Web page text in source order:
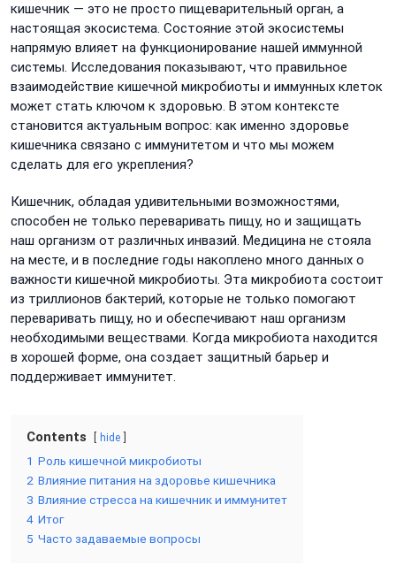
кишечник — это не просто пищеварительный орган, а
настоящая экосистема. Состояние этой экосистемы
напрямую влияет на функционирование нашей иммунной
системы. Исследования показывают, что правильное
взаимодействие кишечной микробиоты и иммунных клеток
может стать ключом к здоровью. В этом контексте
становится актуальным вопрос: как именно здоровье
кишечника связано с иммунитетом и что мы можем
сделать для его укрепления?
Кишечник, обладая удивительными возможностями,
способен не только переваривать пищу, но и защищать
наш организм от различных инвазий. Медицина не стояла
на месте, и в последние годы накоплено много данных о
важности кишечной микробиоты. Эта микробиота состоит
из триллионов бактерий, которые не только помогают
переваривать пищу, но и обеспечивают наш организм
необходимыми веществами. Когда микробиота находится
в хорошей форме, она создает защитный барьер и
поддерживает иммунитет.
Contents hide
1 Роль кишечной микробиоты
2 Влияние питания на здоровье кишечника
3 Влияние стресса на кишечник и иммунитет
4 Итог
5 Часто задаваемые вопросы